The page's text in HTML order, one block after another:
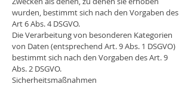
wurden, bestimmt sich nach den Vorgaben des
Art 6 Abs. 4 DSGVO.
Die Verarbeitung von besonderen Kategorien
von Daten (entsprechend Art. 9 Abs. 1 DSGVO)
bestimmt sich nach den Vorgaben des Art. 9
Abs. 2 DSGVO.
Sicherheitsmaßnahmen